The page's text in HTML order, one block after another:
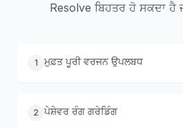
Resolve ਬਿਹਤਰ ਹੋ ਸਕਦਾ ਹੈ
1 ਮੁਫ਼ਤ ਪੂਰੀ ਵਰਜਨ ਉਪਲਬਧ
2 ਪੇਸ਼ੇਵਰ ਰੰਗ ਗਰੇਡਿੰਗ